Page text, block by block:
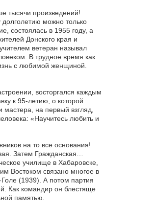
тысячи произведений!
можно только
состоялась в 1955 году, а
Донского края и
ветеран называл
В трудное время как
с любимой женщиной.
восторгался каждым
к 95-летию, о которой
мастера, на первый взгляд,
«Научитесь любить и
на то все основания!
Затем Гражданская…
училище в Хабаровске,
Востоком связано многое в
(1939). А потом партия
Как командир он блестяще
памятью.